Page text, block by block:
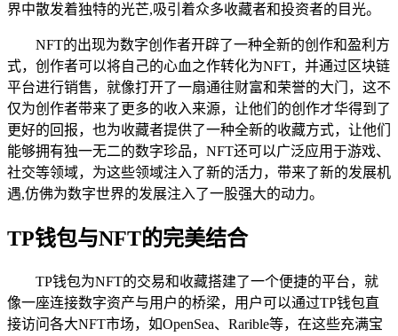
界中散发着独特的光芒,吸引着众多收藏者和投资者的目光。
NFT的出现为数字创作者开辟了一种全新的创作和盈利方
式，创作者可以将自己的心血之作转化为NFT，并通过区块链
平台进行销售，就像打开了一扇通往财富和荣誉的大门，这不
仅为创作者带来了更多的收入来源，让他们的创作才华得到了
更好的回报，也为收藏者提供了一种全新的收藏方式，让他们
能够拥有独一无二的数字珍品，NFT还可以广泛应用于游戏、
社交等领域，为这些领域注入了新的活力，带来了新的发展机
遇,仿佛为数字世界的发展注入了一股强大的动力。
TP钱包与NFT的完美结合
TP钱包为NFT的交易和收藏搭建了一个便捷的平台，就
像一座连接数字资产与用户的桥梁，用户可以通过TP钱包直
接访问各大NFT市场，如OpenSea、Rarible等，在这些充满宝